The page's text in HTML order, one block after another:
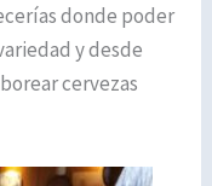
donde poder
y desde
cervezas